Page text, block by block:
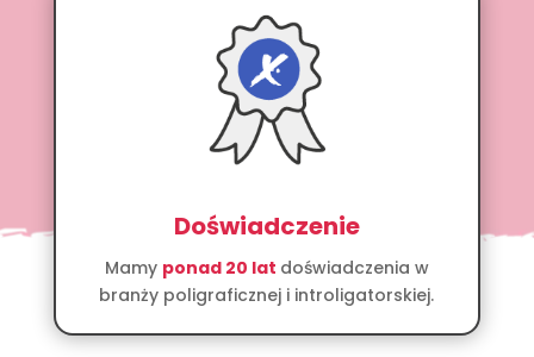
Doświadczenie
Mamy ponad 20 lat doświadczenia w
branży poligraficznej i introligatorskiej.